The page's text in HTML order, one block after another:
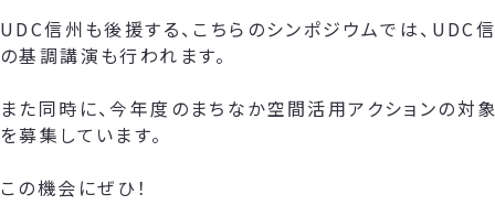
UDC信州も後援する、こちらのシンポジウムでは、
の基調講演も行われます。
また同時に、今年度のまちなか空間活用アクションの対
を募集しています。
この機会にぜひ！